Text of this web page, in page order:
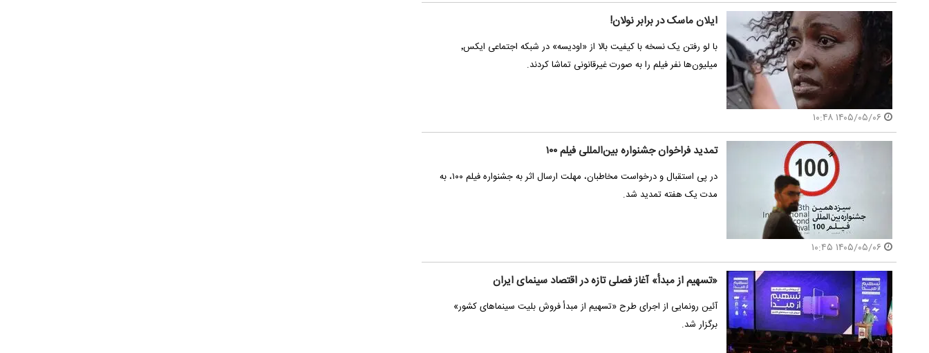
ایلان ماسک در برابر نولان!
با لو رفتن یک نسخه با کیفیت بالا از «اودیسه» در شبکه اجتماعی ایکس٬
میلیون‌ها نفر فیلم را به صورت غیرقانونی تماشا کردند.
تمدید فراخوان جشنواره بین‌المللی فیلم ۱۰۰
در پی استقبال و درخواست مخاطبان، مهلت ارسال اثر به جشنواره فیلم ۱۰۰، به
مدت یک هفته تمدید شد.
«تسهیم از مبدأ» آغاز فصلی تازه‌ در اقتصاد سینمای ایران
آئین رونمایی از اجرای طرح «تسهیم از مبدأ فروش بلیت سینماهای کشور»
برگزار شد.